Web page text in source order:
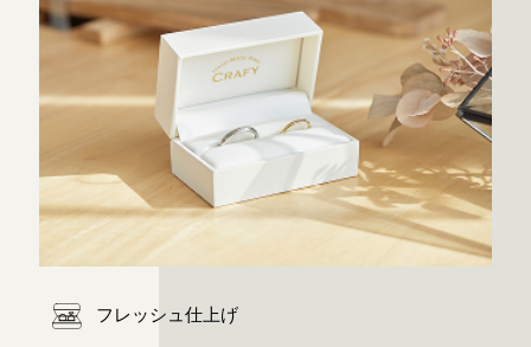
フレッシュ仕上げ